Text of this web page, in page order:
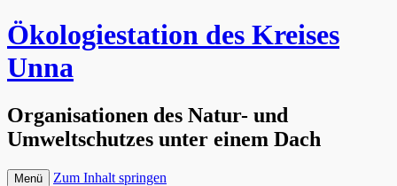
Ökologiestation des Kreises
Unna
Organisationen des Natur- und
Umweltschutzes unter einem Dach
Menü Zum Inhalt springen